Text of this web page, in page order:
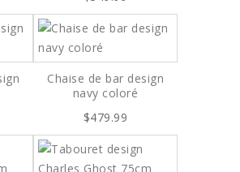
Chaise de bar design
navy coloré
$479.99